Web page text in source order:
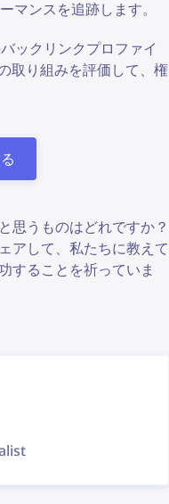
マンスを追跡します。
ックリンクプロファイ
取り組みを評価して、権
思うものはどれですか？
アして、私たちに教えて
することを祈っていま